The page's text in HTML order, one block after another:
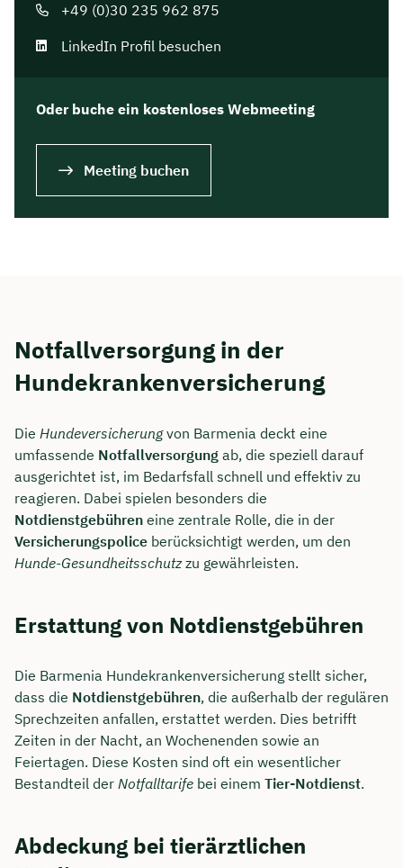
+49 (0)30 235 962 875
LinkedIn Profil besuchen
Oder buche ein kostenloses Webmeeting
Meeting buchen
Notfallversorgung in der
Hundekrankenversicherung
Die Hundeversicherungvon Barmenia deckt eine
umfassende Notfallversorgung ab, die speziell darauf
ausgerichtet ist, im Bedarfsfall schnell und effektiv zu
reagieren. Dabei spielen besonders die
Notdienstgebühren eine zentrale Rolle, die in der
Versicherungspolice berücksichtigt werden, um den
Hunde-Gesundheitsschutzzu gewährleisten.
Erstattung von Notdienstgebühren
Die Barmenia Hundekrankenversicherung stellt sicher,
dass die Notdienstgebühren, die außerhalb der regulären
Sprechzeiten anfallen, erstattet werden. Dies betrifft
Zeiten in der Nacht, an Wochenenden sowie an
Feiertagen. Diese Kosten sind oft ein wesentlicher
Bestandteil der Notfalltarife bei einem Tier-Notdienst.
Abdeckung bei tierärztlichen